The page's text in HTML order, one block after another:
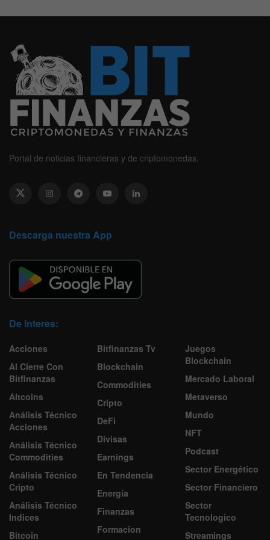
Portal de noticias financieras y de criptomonedas.
Descarga nuestra App
De Interes:
Acciones
Al Cierre Con
Bitfinanzas
Altcoins
Análisis Técnico
Acciones
Análisis Técnico
Commodities
Análisis Técnico
Cripto
Análisis Técnico
Indices
Bitcoin
Bitfinanzas Tv
Blockchain
Commodities
Cripto
DeFi
Divisas
Earnings
En Tendencia
Energía
Finanzas
Formacion
Juegos
Blockchain
Mercado Laboral
Metaverso
Mundo
NFT
Podcast
Sector Energético
Sector Financiero
Sector
Tecnologico
Streamings